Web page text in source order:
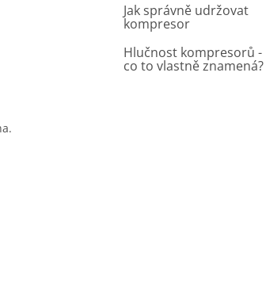
Jak správně udržovat
kompresor
Hlučnost kompresorů -
co to vlastně znamená?